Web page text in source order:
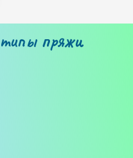
пряжи